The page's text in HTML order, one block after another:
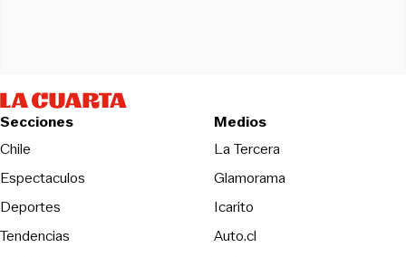
Secciones
Chile
Espectaculos
Deportes
Tendencias
Medios
La TerceraOpens in new
Glamorama
Icarito
Auto.cl